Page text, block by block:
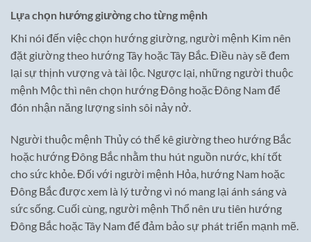
Lựa chọn hướng giường cho từng mệnh
Khi nói đến việc chọn hướng giường, người mệnh Kim nên
đặt giường theo hướng Tây hoặc Tây Bắc. Điều này sẽ đem
lại sự thịnh vượng và tài lộc. Ngược lại, những người thuộc
mệnh Mộc thì nên chọn hướng Đông hoặc Đông Nam để
đón nhận năng lượng sinh sôi nảy nở.
Người thuộc mệnh Thủy có thể kê giường theo hướng Bắc
hoặc hướng Đông Bắc nhằm thu hút nguồn nước, khí tốt
cho sức khỏe. Đối với người mệnh Hỏa, hướng Nam hoặc
Đông Bắc được xem là lý tưởng vì nó mang lại ánh sáng và
sức sống. Cuối cùng, người mệnh Thổ nên ưu tiên hướng
Đông Bắc hoặc Tây Nam để đảm bảo sự phát triển mạnh mẽ.